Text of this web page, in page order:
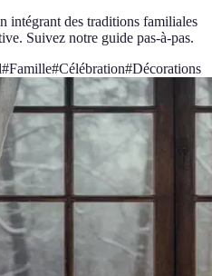
intégrant des traditions familiales
Suivez notre guide pas-à-pas.
#Famille#Célébration#Décorations